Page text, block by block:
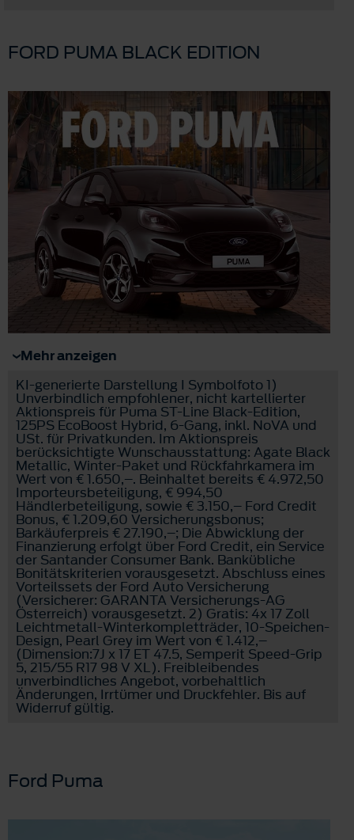
FORD PUMA BLACK EDITION
Mehr anzeigen
KI-generierte Darstellung I Symbolfoto 1)
Unverbindlich empfohlener, nicht kartellierter
Aktionspreis für Puma ST-Line Black-Edition,
125PS EcoBoost Hybrid, 6-Gang, inkl. NoVA und
USt. für Privatkunden. Im Aktionspreis
berücksichtigte Wunschausstattung: Agate Black
Metallic, Winter-Paket und Rückfahrkamera im
Wert von € 1.650,–. Beinhaltet bereits € 4.972,50
Importeursbeteiligung, € 994,50
Händlerbeteiligung, sowie € 3.150,– Ford Credit
Bonus, € 1.209,60 Versicherungsbonus;
Barkäuferpreis € 27.190,–; Die Abwicklung der
Finanzierung erfolgt über Ford Credit, ein Service
der Santander Consumer Bank. Bankübliche
Bonitätskriterien vorausgesetzt. Abschluss eines
Vorteilssets der Ford Auto Versicherung
(Versicherer: GARANTA Versicherungs-AG
Österreich) vorausgesetzt. 2) Gratis: 4x 17 Zoll
Leichtmetall-Winterkompletträder, 10-Speichen-
Design, Pearl Grey im Wert von € 1.412,–
(Dimension:7J x 17 ET 47.5, Semperit Speed-Grip
5, 215/55 R17 98 V XL). Freibleibendes
unverbindliches Angebot, vorbehaltlich
Änderungen, Irrtümer und Druckfehler. Bis auf
Widerruf gültig.
Ford Puma